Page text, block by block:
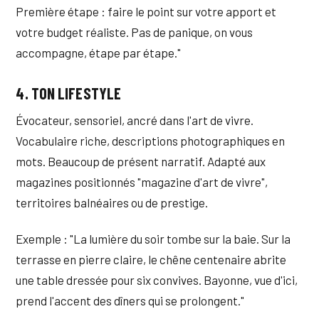
Première étape : faire le point sur votre apport et
votre budget réaliste. Pas de panique, on vous
accompagne, étape par étape."
4. TON LIFESTYLE
Évocateur, sensoriel, ancré dans l'art de vivre.
Vocabulaire riche, descriptions photographiques en
mots. Beaucoup de présent narratif. Adapté aux
magazines positionnés "magazine d'art de vivre",
territoires balnéaires ou de prestige.
Exemple : "La lumière du soir tombe sur la baie. Sur la
terrasse en pierre claire, le chêne centenaire abrite
une table dressée pour six convives. Bayonne, vue d'ici,
prend l'accent des dîners qui se prolongent."